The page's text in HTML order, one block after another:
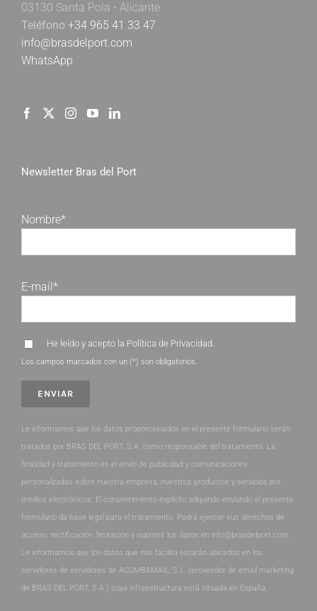
03130 Santa Pola - Alicante
Teléfono +34 965 41 33 47
info@brasdelport.com
WhatsApp
Newsletter Bras del Port
Nombre*
E-mail*
He leído y acepto la Política de Privacidad.
Los campos marcados con un (*) son obligatorios.
Le informamos que los datos proporcionados en el presente formulario serán
tratados por BRAS DEL PORT, S.A. como responsable del tratamiento. La
finalidad y tratamiento es el envío de publicidad y comunicaciones
personalizadas sobre nuestra empresa, nuestros productos y servicios por
medios electrónicos. El consentimiento explícito adquirido enviando el presente
formulario da base legal para el tratamiento. Podrá ejercer sus derechos de
acceso, rectificación, limitación y suprimir los datos en info@brasdelport.com.
Le informamos que los datos que nos facilita estarán ubicados en los
servidores de servidores de ACUMBAMAIL, S.L. (proveedor de email marketing
de BRAS DEL PORT, S.A.) cuya infraestructura está situada en España.